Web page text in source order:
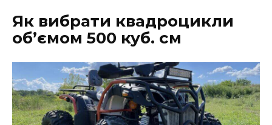
Як вибрати квадроцикли
об’ємом 500 куб. см